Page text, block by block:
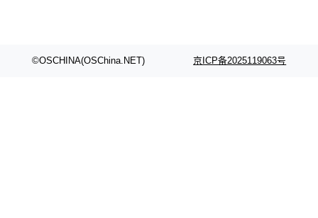
©OSCHINA(OSChina.NET) 京ICP备2025119063号